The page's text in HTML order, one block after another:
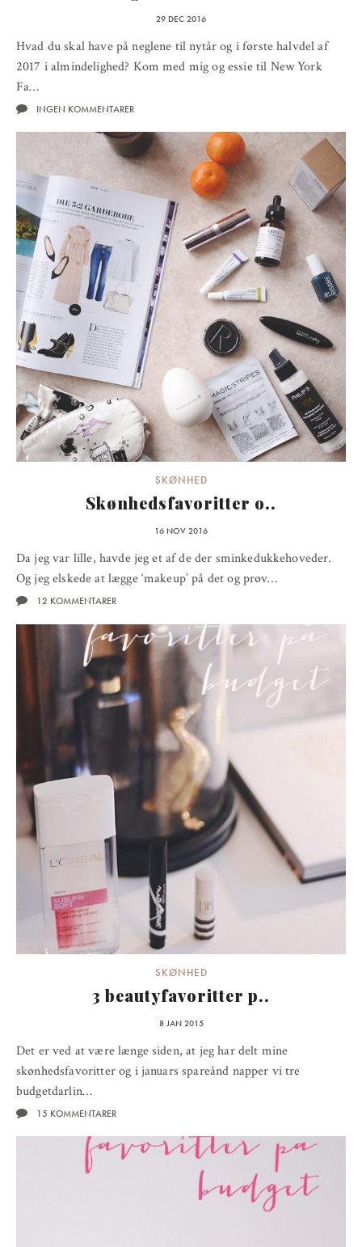
29 DEC 2016
Hvad du skal have på neglene til nytår og i første halvdel af
2017 i almindelighed? Kom med mig og essie til New York
Fa…
INGEN KOMMENTARER
SKØNHED
Skønhedsfavoritter o..
16 NOV 2016
Da jeg var lille, havde jeg et af de der sminkedukkehoveder.
Og jeg elskede at lægge ‘makeup’ på det og prøv…
12 KOMMENTARER
SKØNHED
3 beautyfavoritter p..
8 JAN 2015
Det er ved at være længe siden, at jeg har delt mine
skønhedsfavoritter og i januars spareånd napper vi tre
budgetdarlin…
15 KOMMENTARER